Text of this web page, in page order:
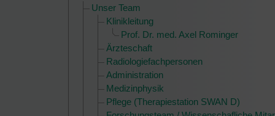
Unser Team
Klinikleitung
Prof. Dr. med. Axel Rominger
Ärzteschaft
Radiologiefachpersonen
Administration
Medizinphysik
Pflege (Therapiestation SWAN D)